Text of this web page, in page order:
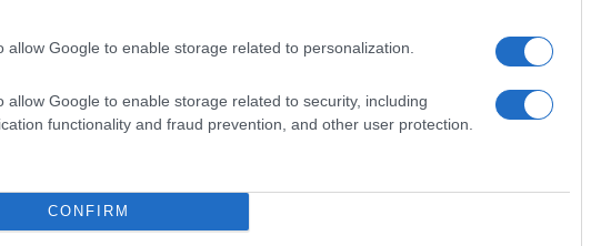
allow Google to enable storage related to personalization.
allow Google to enable storage related to security, including
functionality and fraud prevention, and other user protection.
CONFIRM
tempo, il 25 giugno, l’istanza di
dell’Aquila non si è ancora
dei piccoli Trevallion, oltre che di papà
prolungate oltre ogni limite
– è scaduto anche il termine per
decisione del tribunale”.